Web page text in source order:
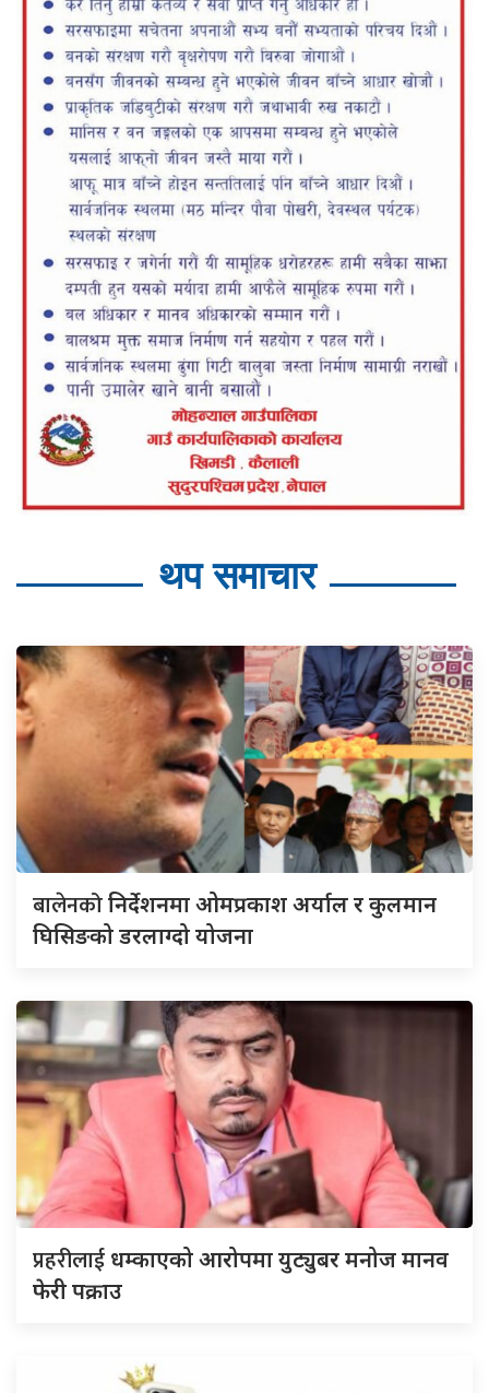
थप समाचार
बालेनकोनिर्देशनमा ओमप्रकाश अर्याल र कुलमान
घिसिङको डरलाग्दो योजना
प्रहरीलाई धम्काएको आरोपमा युट्युबर मनोज मानव
फेरी पक्राउ